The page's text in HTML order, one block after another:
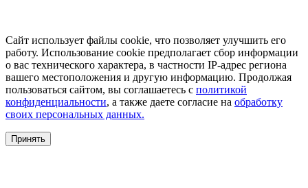
Сайт использует файлы cookie, что позволяет улучшить его
работу. Использование cookie предполагает сбор информации
о вас технического характера, в частности IP-адрес региона
вашего местоположения и другую информацию. Продолжая
пользоваться сайтом, вы соглашаетесь с политикой
конфиденциальности, а также даете согласие на обработку
своих персональных данных.
Принять